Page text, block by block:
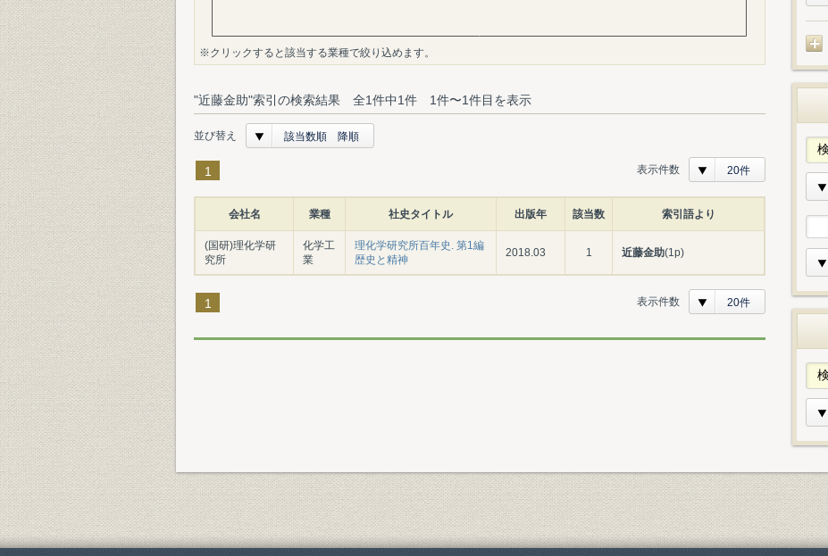
※クリックすると該当する業種で絞り込めます。
"近藤金助"索引の検索結果 全1件中1件 1件〜1件目を表示
並び替え 該当数順 降順
1 表示件数 20件
会社名 業種 社史タイトル 出版年 該当数 索引語より
(国研)理化学研
究所
化学工
業
理化学研究所百年史. 第1編
歴史と精神
2018.03 1 近藤金助(1p)
1 表示件数 20件